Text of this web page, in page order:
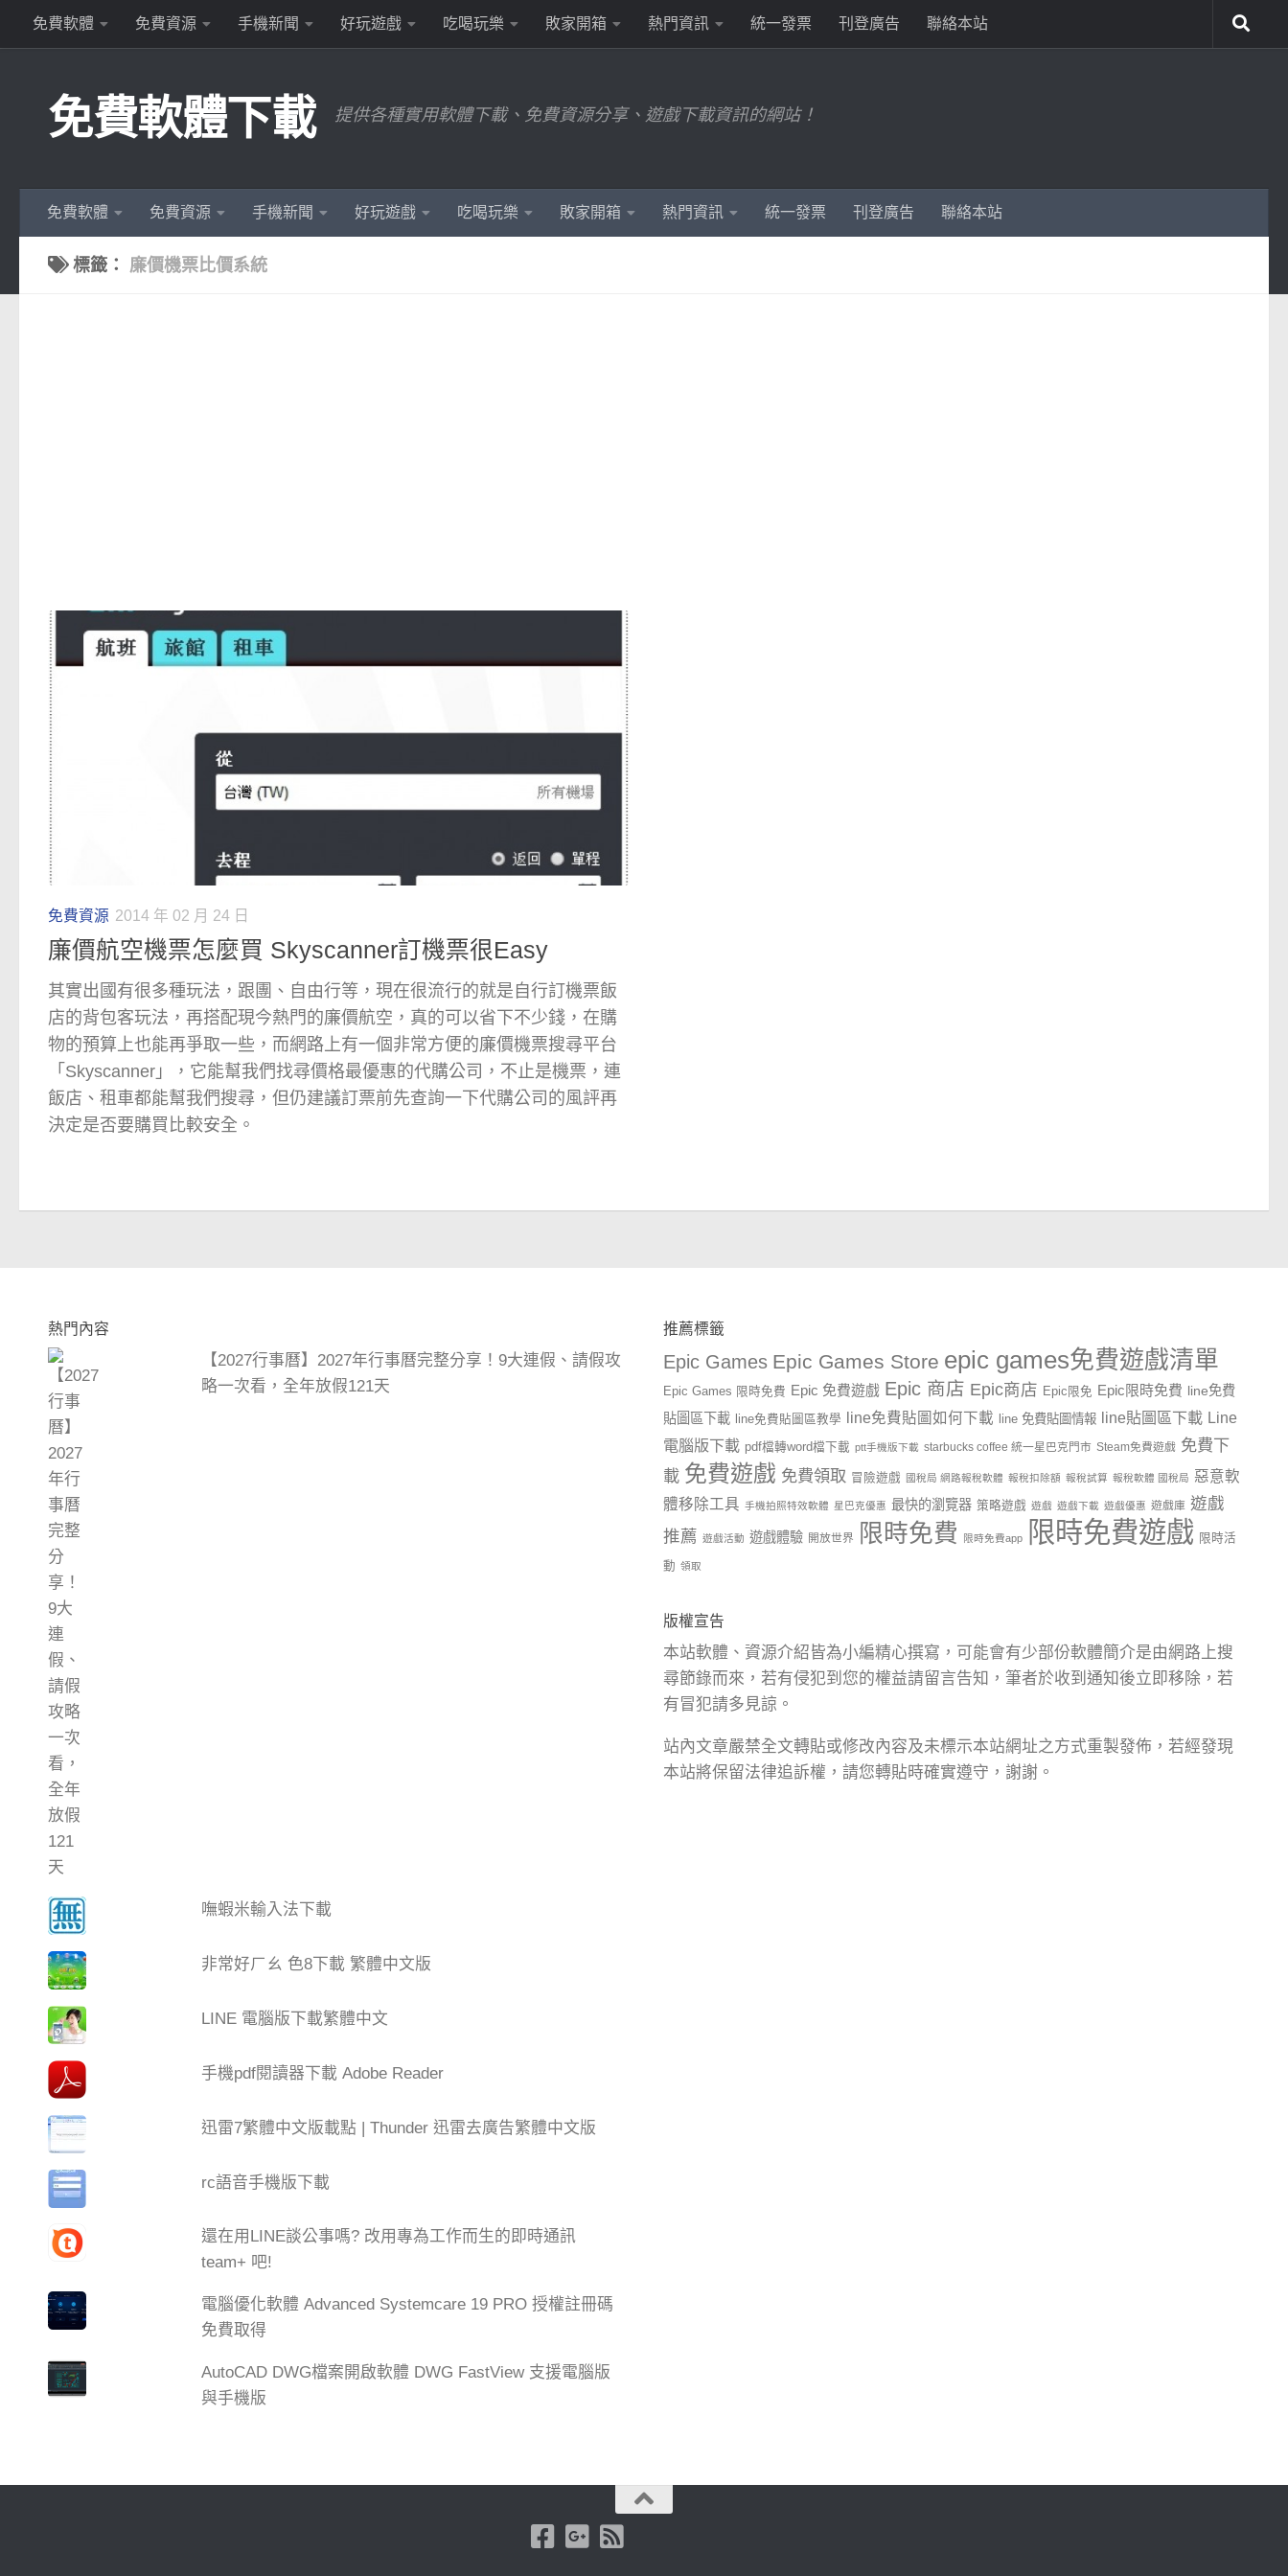
Skip to content
免費軟體 免費資源 手機新聞 好玩遊戲 吃喝玩樂 敗家開箱 熱門資訊 統一發票 刊登廣告 聯絡本站
免費軟體下載 提供各種實用軟體下載、免費資源分享、遊戲下載資訊的網站！
免費軟體 免費資源 手機新聞 好玩遊戲 吃喝玩樂 敗家開箱 熱門資訊 統一發票 刊登廣告 聯絡本站
標籤： 廉價機票比價系統
免費資源 2014 年 02 月 24 日
廉價航空機票怎麼買 Skyscanner訂機票很Easy
其實出國有很多種玩法，跟團、自由行等，現在很流行的就是自行訂機票飯
店的背包客玩法，再搭配現今熱門的廉價航空，真的可以省下不少錢，在購
物的預算上也能再爭取一些，而網路上有一個非常方便的廉價機票搜尋平台
「Skyscanner」，它能幫我們找尋價格最優惠的代購公司，不止是機票，連
飯店、租車都能幫我們搜尋，但仍建議訂票前先查詢一下代購公司的風評再
決定是否要購買比較安全。
熱門內容
【2027行事曆】2027年行事曆完整分享！9大連假、請假攻
略一次看，全年放假121天
嘸蝦米輸入法下載
非常好ㄏㄠ 色8下載 繁體中文版
LINE 電腦版下載繁體中文
手機pdf閱讀器下載 Adobe Reader
迅雷7繁體中文版載點 | Thunder 迅雷去廣告繁體中文版
rc語音手機版下載
還在用LINE談公事嗎? 改用專為工作而生的即時通訊
team+ 吧!
電腦優化軟體 Advanced Systemcare 19 PRO 授權註冊碼
免費取得
AutoCAD DWG檔案開啟軟體 DWG FastView 支援電腦版
與手機版
推薦標籤
Epic Games Epic Games Store epic games免費遊戲清單
Epic Games 限時免費 Epic 免費遊戲 Epic 商店 Epic商店 Epic限免 Epic限時免費 line免費
貼圖區下載
line免費貼圖區教學 line免費貼圖如何下載 line 免費貼圖情報 line貼圖區下載 Line
電腦版下載 pdf檔轉word檔下載 ptt手機版下載 starbucks coffee 統一星巴克門市 Steam免費遊戲 免費下
載 免費遊戲 免費領取 冒險遊戲 國稅局 網路報稅軟體 報稅扣除額 報稅試算 報稅軟體 國稅局 惡意軟
體移除工具 手機拍照特效軟體 星巴克優惠 最快的瀏覽器 策略遊戲 遊戲 遊戲下載 遊戲優惠 遊戲庫 遊戲
推薦 遊戲活動 遊戲體驗 開放世界 限時免費 限時免費app 限時免費遊戲 限時活
動 領取
版權宣告
本站軟體、資源介紹皆為小編精心撰寫，可能會有少部份軟體簡介是由網路上搜
尋節錄而來，若有侵犯到您的權益請留言告知，筆者於收到通知後立即移除，若
有冒犯請多見諒。
站內文章嚴禁全文轉貼或修改內容及未標示本站網址之方式重製發佈，若經發現
本站將保留法律追訴權，請您轉貼時確實遵守，謝謝。